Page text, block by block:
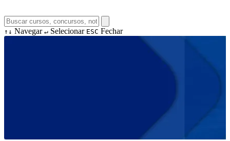
↑↓ Navegar ↵ Selecionar ESC Fechar